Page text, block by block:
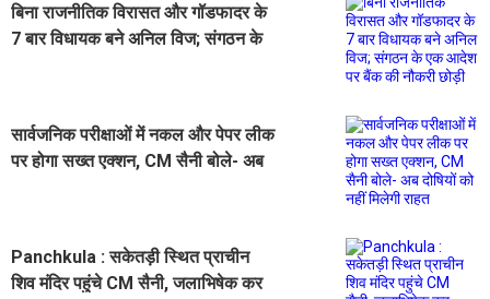
बिना राजनीतिक विरासत और गॉडफादर के
7 बार विधायक बने अनिल विज; संगठन के
सार्वजनिक परीक्षाओं में नकल और पेपर लीक
पर होगा सख्त एक्शन, CM सैनी बोले- अब
Panchkula : सकेतड़ी स्थित प्राचीन
शिव मंदिर पहुंचे CM सैनी, जलाभिषेक कर